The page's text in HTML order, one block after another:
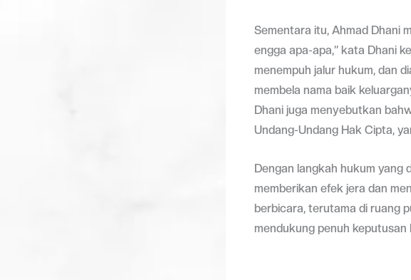
Sementara itu, Ahmad Dhani
engga apa-apa,” kata Dhani
menempuh jalur hukum, dan
membela nama baik
Dhani juga menyebutkan
Undang-Undang Hak Cipta,
Dengan langkah hukum yang
memberikan efek jera dan
berbicara, terutama di ruang
mendukung penuh